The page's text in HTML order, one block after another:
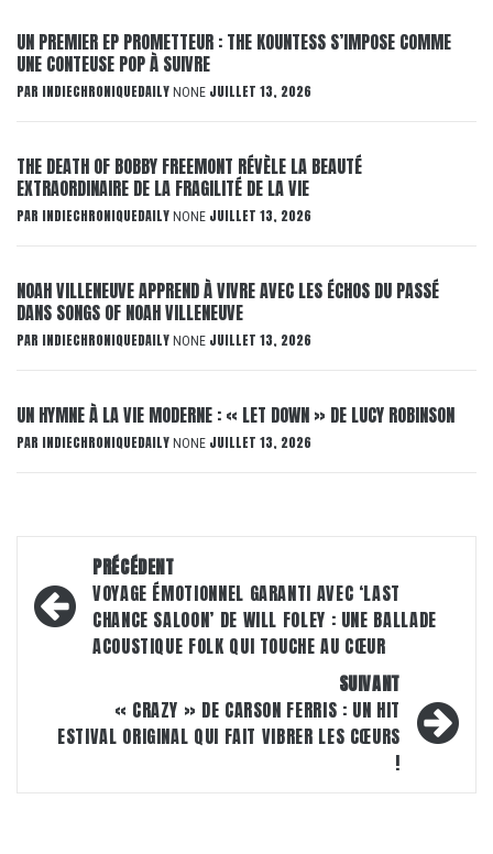
UN PREMIER EP PROMETTEUR : THE KOUNTESS S’IMPOSE COMME
UNE CONTEUSE POP À SUIVRE
PAR INDIECHRONIQUEDAILY NONE JUILLET 13, 2026
THE DEATH OF BOBBY FREEMONT RÉVÈLE LA BEAUTÉ
EXTRAORDINAIRE DE LA FRAGILITÉ DE LA VIE
PAR INDIECHRONIQUEDAILY NONE JUILLET 13, 2026
NOAH VILLENEUVE APPREND À VIVRE AVEC LES ÉCHOS DU PASSÉ
DANS SONGS OF NOAH VILLENEUVE
PAR INDIECHRONIQUEDAILY NONE JUILLET 13, 2026
UN HYMNE À LA VIE MODERNE : « LET DOWN » DE LUCY ROBINSON
PAR INDIECHRONIQUEDAILY NONE JUILLET 13, 2026
Navigation
d’article
PRÉCÉDENT
VOYAGE ÉMOTIONNEL GARANTI AVEC ‘LAST
CHANCE SALOON’ DE WILL FOLEY : UNE BALLADE
ACOUSTIQUE FOLK QUI TOUCHE AU CŒUR
SUIVANT
« CRAZY » DE CARSON FERRIS : UN HIT
ESTIVAL ORIGINAL QUI FAIT VIBRER LES CŒURS
!